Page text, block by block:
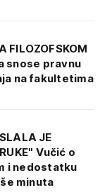
FILOZOFSKOM
snose pravnu
na fakultetima
JE
Vučić o
i nedostatku
minuta